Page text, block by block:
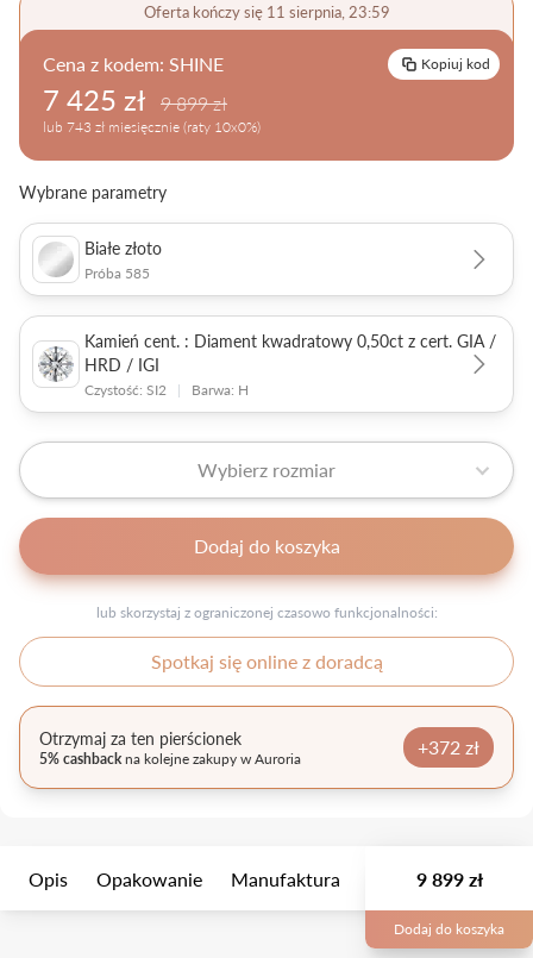
Pielęgnacja biżuterii
Oferta kończy się 11 sierpnia, 23:59
Cena z kodem: SHINE Kopiuj kod
7 425 zł 9 899 zł
lub 743 zł miesięcznie (raty 10x0%)
Wybrane parametry
Białe złoto
Próba 585
Kamień cent. : Diament kwadratowy 0,50ct z cert. GIA /
HRD / IGI
Czystość: SI2 | Barwa: H
Wybierz rozmiar
Dodaj do koszyka
lub skorzystaj z ograniczonej czasowo funkcjonalności:
Spotkaj się online z doradcą
Otrzymaj za ten pierścionek
5% cashbackna kolejne zakupy w Auroria +372 zł
Opis Opakowanie Manufaktura Usługi dodatkowe
9 899 zł
Dodaj do koszyka